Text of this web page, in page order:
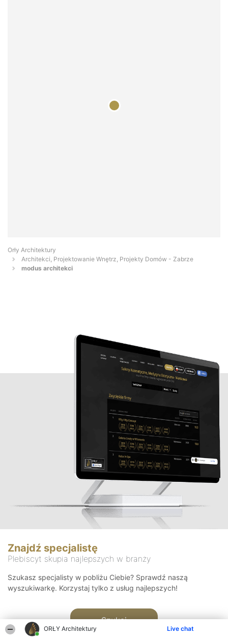
ORŁY Architektury Live chat
Orły Architektury
Architekci, Projektowanie Wnętrz, Projekty Domów - Zabrze
modus architekci
Znajdź specjalistę
Plebiscyt skupia najlepszych w branży
Szukasz specjalisty w pobliżu Ciebie? Sprawdź naszą
wyszukiwarkę. Korzystaj tylko z usług najlepszych!
Szukaj